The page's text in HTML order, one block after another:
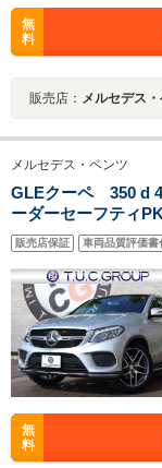
無
料
販売店： メルセデス
メルセデス・ベンツ
GLEクーペ 350 d
ーダーセーフティ
ラックナッパレザー
ナビTV
ヘッド アンビ3色
販売店保証 車両品質評価書
無
料